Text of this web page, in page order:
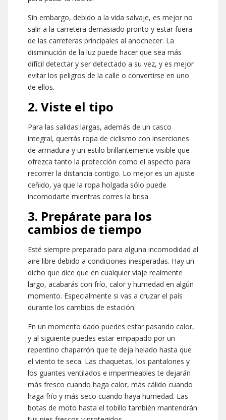
Sin embargo, debido a la vida salvaje, es mejor no
salir a la carretera demasiado pronto y estar fuera
de las carreteras principales al anochecer. La
disminución de la luz puede hacer que sea más
difícil detectar y ser detectado a su vez, y es mejor
evitar los peligros de la calle o convertirse en uno
de ellos.
2. Viste el tipo
Para las salidas largas, además de un casco
integral, querrás ropa de ciclismo con inserciones
de armadura y un estilo brillantemente visible que
ofrezca tanto la protección como el aspecto para
recorrer la distancia contigo. Lo mejor es un ajuste
ceñido, ya que la ropa holgada sólo puede
incomodarte mientras corres la brisa.
3. Prepárate para los
cambios de tiempo
Esté siempre preparado para alguna incomodidad al
aire libre debido a condiciones inesperadas. Hay un
dicho que dice que en cualquier viaje realmente
largo, acabarás con frío, calor y humedad en algún
momento. Especialmente si vas a cruzar el país
durante los cambios de estación.
En un momento dado puedes estar pasando calor,
y al siguiente puedes estar empapado por un
repentino chaparrón que te deja helado hasta que
el viento te seca. Las chaquetas, los pantalones y
los guantes ventilados e impermeables te dejarán
más fresco cuando haga calor, más cálido cuando
haga frío y más seco cuando haya humedad. Las
botas de moto hasta el tobillo también mantendrán